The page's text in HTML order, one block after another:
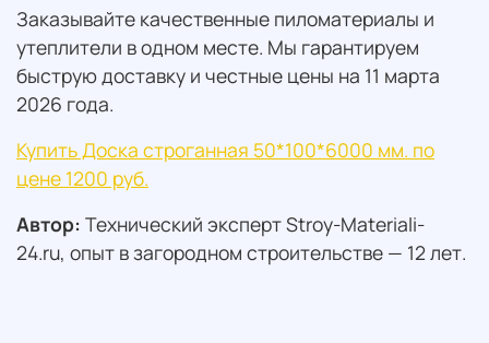
Заказывайте качественные пиломатериалы и
утеплители в одном месте. Мы гарантируем
быструю доставку и честные цены на 11 марта
2026 года.
Купить Доска строганная 50*100*6000 мм. по
цене 1200 руб.
Автор: Технический эксперт Stroy-Materiali-
24.ru, опыт в загородном строительстве — 12 лет.